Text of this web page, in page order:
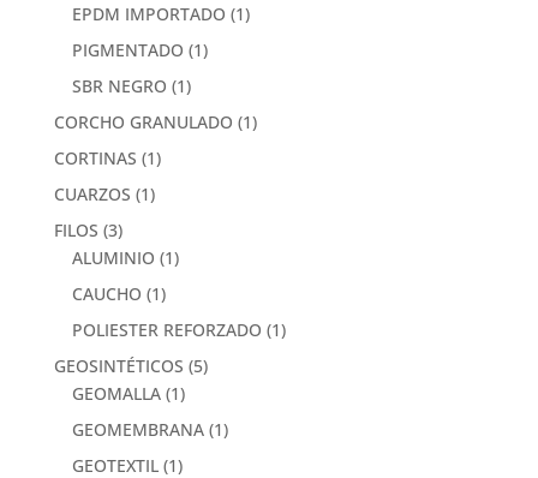
EPDM IMPORTADO (1)
PIGMENTADO (1)
SBR NEGRO (1)
CORCHO GRANULADO (1)
CORTINAS (1)
CUARZOS (1)
FILOS (3)
ALUMINIO (1)
CAUCHO (1)
POLIESTER REFORZADO (1)
GEOSINTÉTICOS (5)
GEOMALLA (1)
GEOMEMBRANA (1)
GEOTEXTIL (1)